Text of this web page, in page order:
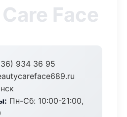
Face
934 36 95
Пн-Сб: 10:00-21:00,